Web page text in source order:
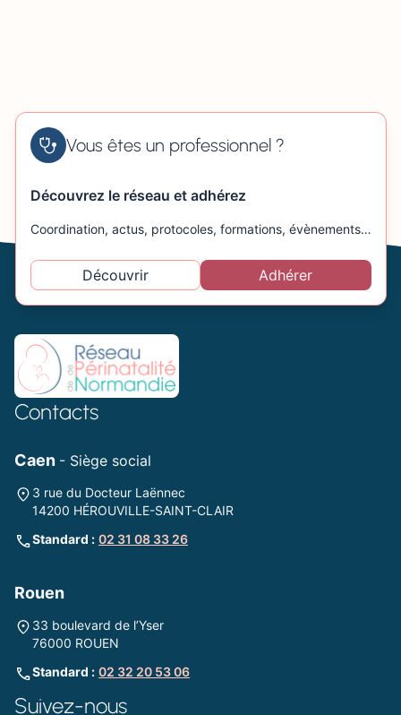
Vous êtes un professionnel ?
Découvrez le réseau et adhérez
Coordination, actus, protocoles, formations, évènements…
Découvrir Adhérer
Contacts
Caen - Siège social
3 rue du Docteur Laënnec
14200 HÉROUVILLE-SAINT-CLAIR
Standard : 02 31 08 33 26
Rouen
33 boulevard de l’Yser
76000 ROUEN
Standard : 02 32 20 53 06
Suivez-nous